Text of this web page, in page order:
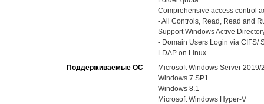
Comprehensive access control
- All Controls, Read, Read and
Support Windows Active
- Domain Users Login via CIFS/
LDAP on Linux
Поддерживаемые ОС
Microsoft Windows Server
Windows 7 SP1
Windows 8.1
Microsoft Windows Hyper-V